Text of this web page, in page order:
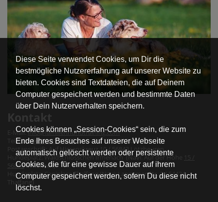
Diese Seite verwendet Cookies, um Dir die
bestmögliche Nutzererfahrung auf unserer Website zu
bieten. Cookies sind Textdateien, die auf Deinem
Computer gespeichert werden und bestimmte Daten
über Dein Nutzerverhalten speichern.
Cookies können „Session-Cookies“ sein, die zum
Ende Ihres Besuches auf unserer Webseite
automatisch gelöscht werden oder persistente
Cookies, die für eine gewisse Dauer auf ihrem
Computer gespeichert werden, sofern Du diese nicht
löschst.
Kontakt
E-Mail:info@familienhundtraining.com
Telefon:06543 818 1888(Mo - Do 10:00- 12:00 Uhr)
Postanschrift: Auf Hierenskreuz10 / 56843Lötzbeuren
Hundeplatz: Waldschlösschen Irmenach (Navi: Auf der Höhe
15 /
56843Irmenach)
Hundeplatz: Caniplace Thalfang (Navi: Langemer Str. 2 / 54424
Thalfang)